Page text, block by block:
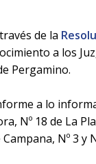
de la
a los
Pergamino.
a lo
Nº 18 de La
Nº 3 y